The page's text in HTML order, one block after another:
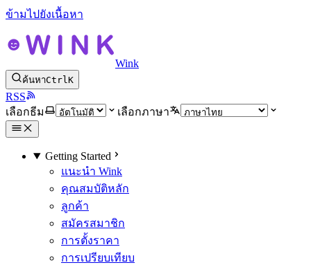
ข้ามไปยังเนื้อหา
Wink
ค้นหาCtrlK
RSS
เลือกธีม
เลือกภาษา
Getting Started
แนะนำ Wink
คุณสมบัติหลัก
ลูกค้า
สมัครสมาชิก
การตั้งราคา
การเปรียบเทียบ